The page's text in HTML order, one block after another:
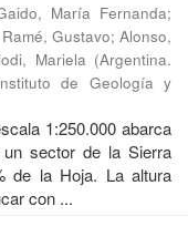
María Fernanda;
Ramé, Gustavo; Alonso,
Mariela (Argentina.
de Geología y
1:250.000 abarca
sector de la Sierra
de la Hoja. La altura
con ...